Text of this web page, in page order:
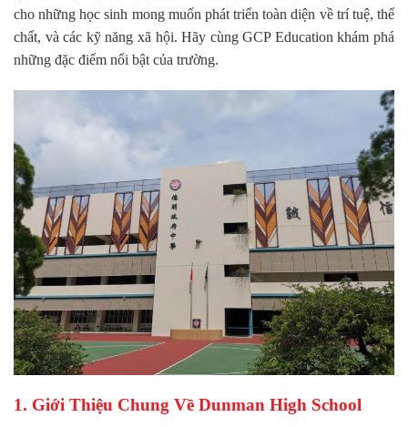
cho những học sinh mong muốn phát triển toàn diện về trí tuệ, thể
chất, và các kỹ năng xã hội. Hãy cùng GCP Education khám phá
những đặc điểm nổi bật của trường.
1. Giới Thiệu Chung Về Dunman High School